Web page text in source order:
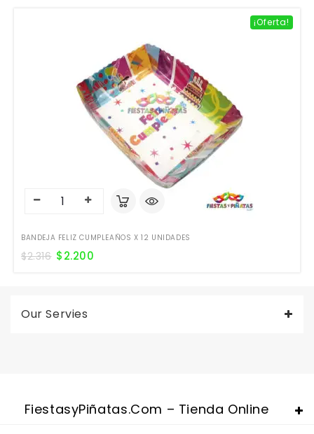
¡Oferta!
BANDEJA FELIZ CUMPLEAÑOS X 12 UNIDADES
$2.316 $2.200
Our Servies
FiestasyPiñatas.com – Tienda Online